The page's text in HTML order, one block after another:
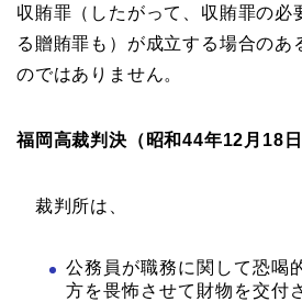
収賄罪（したがって、収賄罪の必
る贈賄罪も）が成立する場合のあ
のではありません。
福岡高裁判決（昭和44年12月18日
裁判所は、
公務員が職務に関して恐喝
方を畏怖させて財物を交付